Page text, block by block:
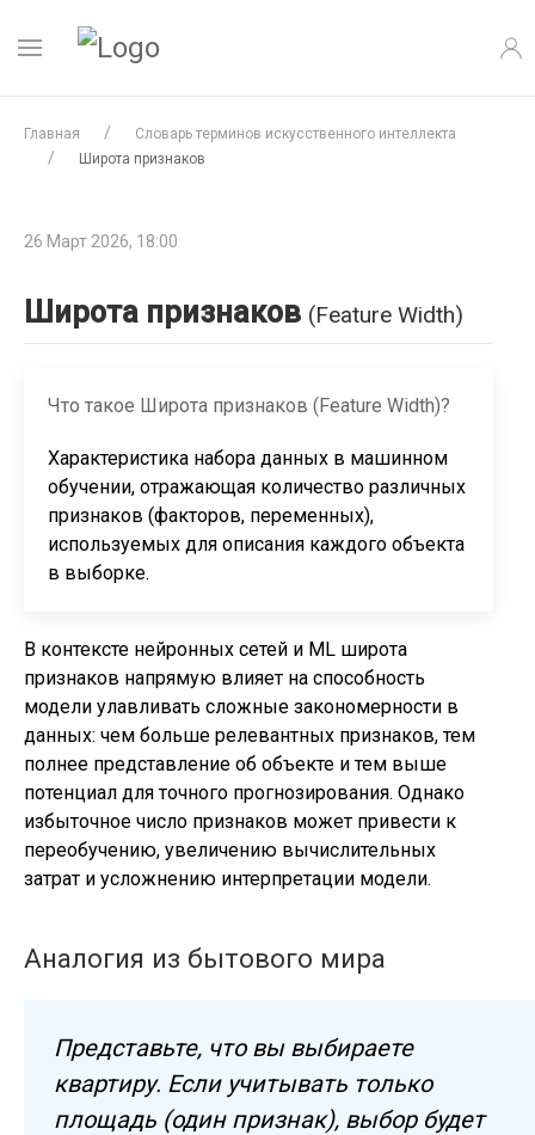
Главная
Словарь терминов искусственного интеллекта
Широта признаков
26 Март 2026, 18:00
Широта признаков (Feature Width)
Что такое Широта признаков (Feature Width)?
Характеристика набора данных в машинном
обучении, отражающая количество различных
признаков (факторов, переменных),
используемых для описания каждого объекта
в выборке.
В контексте нейронных сетей и ML широта
признаков напрямую влияет на способность
модели улавливать сложные закономерности в
данных: чем больше релевантных признаков, тем
полнее представление об объекте и тем выше
потенциал для точного прогнозирования. Однако
избыточное число признаков может привести к
переобучению, увеличению вычислительных
затрат и усложнению интерпретации модели.
Аналогия из бытового мира
Представьте, что вы выбираете
квартиру. Если учитывать только
площадь (один признак), выбор будет